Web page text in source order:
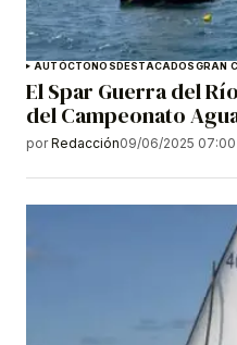
AUTÓCTONOS DESTACADOSGRAN
El Spar Guerra del
del Campeonato
por Redacción09/06/2025 07:00